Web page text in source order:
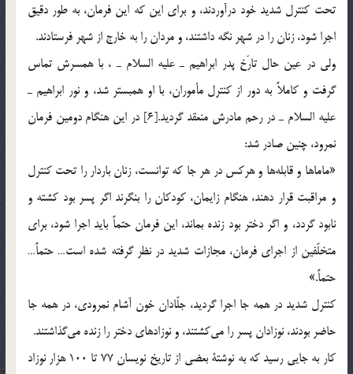
تحت كنترل شديد خود درآوردند، و براي اين كه اين فرمان، به طور دقيق
اجرا شود، زنان را در شهر نگه داشتند، و مردان را به خارج از شهر فرستادند.
ولي در عين حال تارَخ پدر ابراهيم ـ عليه السلام ـ ، با همسرش تماس
گرفت و كاملاً به دور از كنترل مأموران، با او همبستر شد، و نور ابراهيم ـ
عليه السلام ـ در رحم مادرش منعقد گرديد.[6] در اين هنگام دومين فرمان
نمرود، چنين صادر شد:
«ماماها و قابله‎ها و هركس در هر جا كه توانست، زنان باردار را تحت كنترل
و مراقبت قرار دهند، ‌هنگام زايمان، ‌كودكان را بنگرند اگر پسر بود كشته و
نابود گردد، و اگر دختر بود زنده بماند، اين فرمان حتماً بايد اجرا شود، براي
متخلّفين از اجراي فرمان، مجازات شديد در نظر گرفته شده است… حتماً…
حتماً.»
كنترل شديد در همه جا اجرا گرديد، جلّادان خون آشام نمرودي، در همه جا
حاضر بودند، نوزادان پسر را مي‎كشتند، و نوزادهاي دختر را زنده مي‎گذاشتند.
كار به جايي رسيد كه به نوشتة بعضي از تاريخ نويسان 77 تا 100 هزار نوزاد